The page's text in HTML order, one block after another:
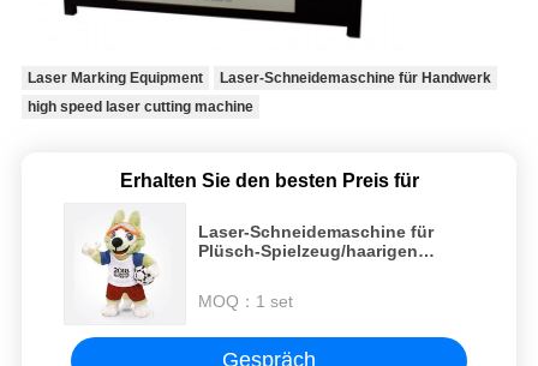
Laser Marking Equipment
Laser-Schneidemaschine für Handwerk
high speed laser cutting machine
Erhalten Sie den besten Preis für
Laser-Schneidemaschine für
Plüsch-Spielzeug/haarigen
MOQ： 1 set
Gespräch